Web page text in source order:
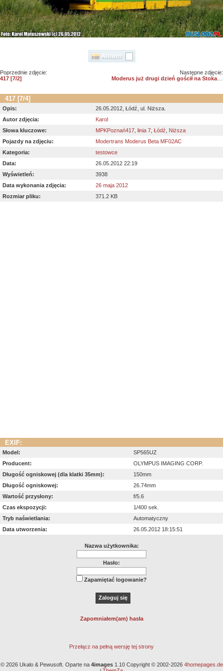
Poprzednie zdjęcie:
417 [7/2]
Następne zdjęcie:
Moderus już drugi dzień gościł na Stokach
417 [7/4]
Opis:
26.05.2012, Łódź, ul. Niższa.
Autor zdjęcia:
Karol
Słowa kluczowe:
MPKPoznań417 linia 7 Łódź
Niższa
Pojazdy na zdjęciu:
Modertrans Moderus Beta MF02AC
Kategoria:
testowce
Data:
26.05.2012 22:19
Wyświetleń:
3938
Data wykonania zdjęcia:
26 maja 2012
Rozmiar pliku:
371.2 KB
EXIF:
Model:
SP565UZ
Producent:
OLYMPUS IMAGING CORP.
Długość ogniskowej (dla klatki 35mm):
150mm
Długość ogniskowej:
26.74mm
Wartość przysłony:
f/5.6
Czas ekspozycji:
1/400 sek.
Tryb naświetlania:
Automatyczny
Data utworzenia:
26.05.2012 18:15:51
Nazwa użytkownika:
Hasło:
Zapamiętać logowanie?
Zapomniałem(am) hasła
Przełącz na pełną wersję tej strony
© 2026 Ukalo & Pewusoft. Oparte na 4images1.10 Copyright © 2002-2026 4homepages.de